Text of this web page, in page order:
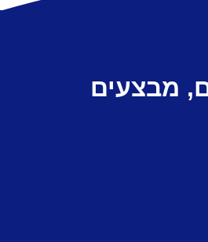
מבצעים